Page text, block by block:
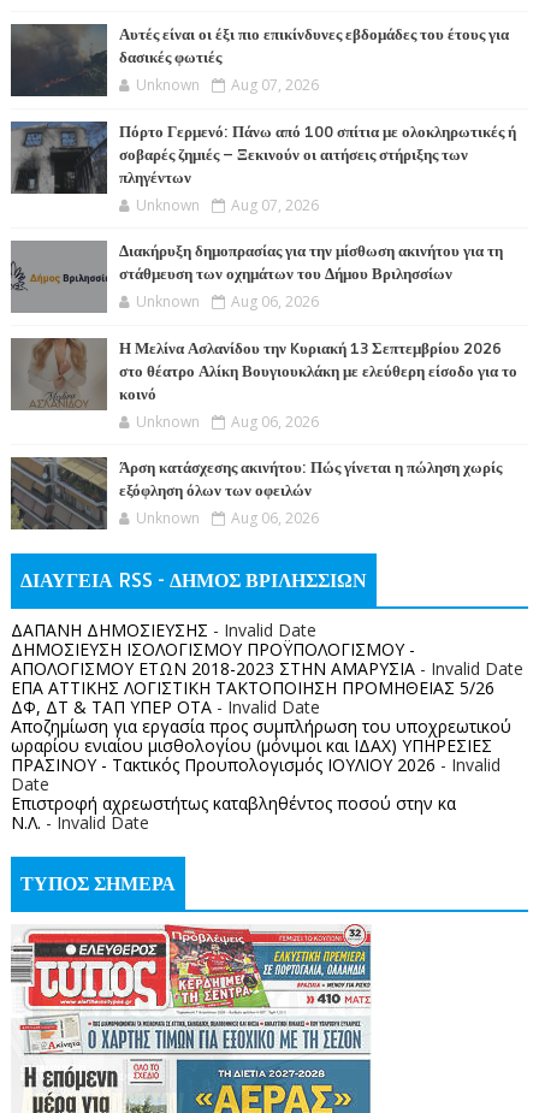
Αυτές είναι οι έξι πιο επικίνδυνες εβδομάδες του έτους για
δασικές φωτιές
Unknown Aug 07, 2026
Πόρτο Γερμενό: Πάνω από 100 σπίτια με ολοκληρωτικές ή
σοβαρές ζημιές – Ξεκινούν οι αιτήσεις στήριξης των
πληγέντων
Unknown Aug 07, 2026
Διακήρυξη δημοπρασίας για την μίσθωση ακινήτου για τη
στάθμευση των οχημάτων του Δήμου Βριλησσίων
Unknown Aug 06, 2026
Η Μελίνα Ασλανίδου την Kυριακή 13 Σεπτεμβρίου 2026
στο θέατρο Αλίκη Βουγιουκλάκη με ελεύθερη είσοδο για το
κοινό
Unknown Aug 06, 2026
Άρση κατάσχεσης ακινήτου: Πώς γίνεται η πώληση χωρίς
εξόφληση όλων των οφειλών
Unknown Aug 06, 2026
ΔΙΑΥΓΕΙΑ RSS - ΔΗΜΟΣ ΒΡΙΛΗΣΣΙΩΝ
ΔΑΠΑΝΗ ΔΗΜΟΣΙΕΥΣΗΣ - Invalid Date
ΔΗΜΟΣΙΕΥΣΗ ΙΣΟΛΟΓΙΣΜΟΥ ΠΡΟΫΠΟΛΟΓΙΣΜΟΥ -
ΑΠΟΛΟΓΙΣΜΟΥ ΕΤΩΝ 2018-2023 ΣΤΗΝ ΑΜΑΡΥΣΙΑ- Invalid Date
ΕΠΑ ΑΤΤΙΚΗΣ ΛΟΓΙΣΤΙΚΗ ΤΑΚΤΟΠΟΙΗΣΗ ΠΡΟΜΗΘΕΙΑΣ 5/26
ΔΦ, ΔΤ & ΤΑΠ ΥΠΕΡ ΟΤΑ- Invalid Date
Αποζημίωση για εργασία προς συμπλήρωση του υποχρεωτικού
ωραρίου ενιαίου μισθολογίου (μόνιμοι και ΙΔΑΧ) ΥΠΗΡΕΣΙΕΣ
ΠΡΑΣΙΝΟΥ - Τακτικός Προυπολογισμός ΙΟΥΛΙΟΥ 2026 - Invalid
Date
Επιστροφή αχρεωστήτως καταβληθέντος ποσoύ στην κα
Ν.Λ. - Invalid Date
ΤΥΠΟΣ ΣΗΜΕΡΑ